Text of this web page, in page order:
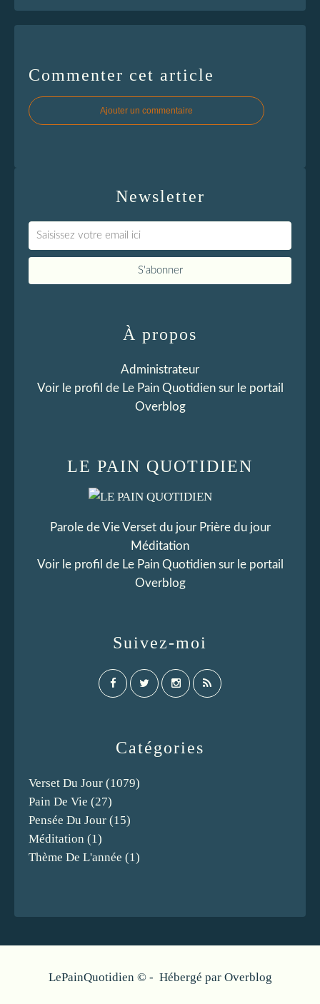
Commenter cet article
Ajouter un commentaire
Newsletter
Catégories
Verset Du Jour (1079)
Pain De Vie (27)
Pensée Du Jour (15)
Méditation (1)
Thème De L'année (1)
LE PAIN QUOTIDIEN
Parole de Vie Verset du jour Prière du jour
Méditation
Voir le profil de Le Pain Quotidiensur le portail
Overblog
Suivez-moi
À propos
Administrateur
Voir le profil de Le Pain Quotidiensur le portail
Overblog
LePainQuotidien © - Hébergé par Overblog